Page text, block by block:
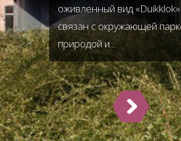
оживленный вид «Duikklok»
связан с окружающей
природой и...